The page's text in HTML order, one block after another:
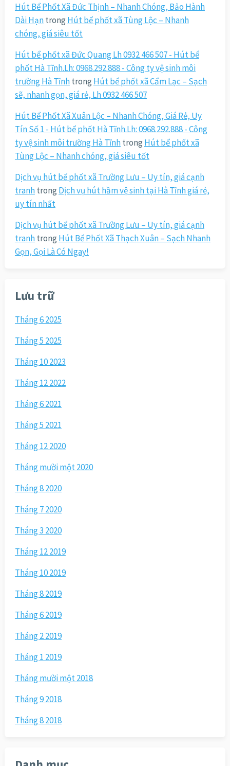
Hút Bể Phốt Xã Đức Thịnh – Nhanh Chóng, Bảo Hành
Dài Hạntrong Hút bể phốt xã Tùng Lộc – Nhanh
chóng, giá siêu tốt
Hút bể phốt xã Đức Quang Lh 0932 466 507 - Hút bể
phốt Hà Tĩnh.Lh: 0968.292.888 - Công ty vệ sinh môi
trường Hà Tĩnhtrong Hút bể phốt xã Cẩm Lạc – Sạch
sẽ, nhanh gọn, giá rẻ, Lh 0932 466 507
Hút Bể Phốt Xã Xuân Lộc – Nhanh Chóng, Giá Rẻ, Uy
Tín Số 1 - Hút bể phốt Hà Tĩnh.Lh: 0968.292.888 - Công
ty vệ sinh môi trường Hà Tĩnhtrong Hút bể phốt xã
Tùng Lộc – Nhanh chóng, giá siêu tốt
Dịch vụ hút bể phốt xã Trường Lưu – Uy tín, giá cạnh
tranhtrong Dịch vụ hút hầm vệ sinh tại Hà Tĩnh giá rẻ,
uy tín nhất
Dịch vụ hút bể phốt xã Trường Lưu – Uy tín, giá cạnh
tranhtrong Hút Bể Phốt Xã Thạch Xuân – Sạch Nhanh
Gọn, Gọi Là Có Ngay!
Lưu trữ
Tháng 6 2025
Tháng 5 2025
Tháng 10 2023
Tháng 12 2022
Tháng 6 2021
Tháng 5 2021
Tháng 12 2020
Tháng mười một 2020
Tháng 8 2020
Tháng 7 2020
Tháng 3 2020
Tháng 12 2019
Tháng 10 2019
Tháng 8 2019
Tháng 6 2019
Tháng 2 2019
Tháng 1 2019
Tháng mười một 2018
Tháng 9 2018
Tháng 8 2018